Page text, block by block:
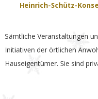
Heinrich-Schütz-
Sämtliche Veranstaltungen
Initiativen der örtlichen
Hauseigentümer. Sie sind